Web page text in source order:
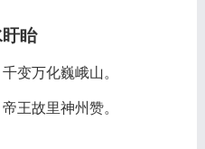
眙
变万化巍峨山。
王故里神州赞。